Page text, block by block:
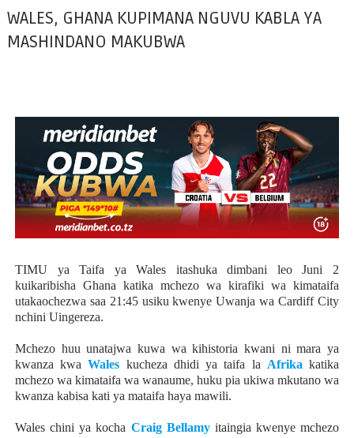
WALES, GHANA KUPIMANA NGUVU KABLA YA
MASHINDANO MAKUBWA
TIMU ya Taifa ya Wales itashuka dimbani leo Juni 2
kuikaribisha Ghana katika mchezo wa kirafiki wa kimataifa
utakaochezwa saa 21:45 usiku kwenye Uwanja wa Cardiff City
nchini Uingereza.
Mchezo huu unatajwa kuwa wa kihistoria kwani ni mara ya
kwanza kwaWales kucheza dhidi ya taifa la Afrika katika
mchezo wa kimataifa wa wanaume, huku pia ukiwa mkutano wa
kwanza kabisa kati ya mataifa haya mawili.
Wales chini ya kocha Craig Bellamyitaingia kwenye mchezo